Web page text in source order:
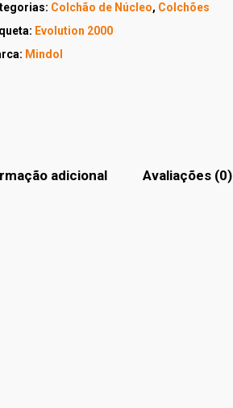
Colchão de Núcleo, Colchões
Evolution 2000
Mindol
adicional Avaliações (0)